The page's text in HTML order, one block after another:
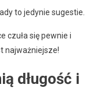
to jedynie sugestie.
czuła się pewnie i
najważniejsze!
długość i